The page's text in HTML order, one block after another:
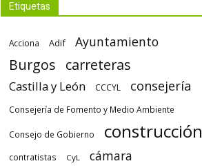
Etiquetas
Acciona Adif Ayuntamiento
Burgos carreteras
Castilla y León CCCYL consejería
Consejería de Fomento y Medio Ambiente
Consejo de Gobierno construcción
contratistas CyL cámara